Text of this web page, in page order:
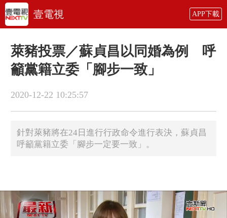
壹電視 APP下載
萊豬投票／蘇貞昌以同婚為例 呼
籲黨籍立委「腳步一致」
2020-12-22 10:25:57
針對萊豬將在24日進行行政命令進行表決，蘇貞昌
呼籲黨籍立委「腳步一定要一致」。